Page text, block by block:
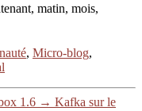
matin, mois,
, Micro-blog,
1.6 → Kafka sur le